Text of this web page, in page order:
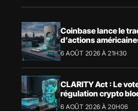
Coinbase lance le
d’actions
Royaume-Uni
6 AOÛT 2026 À 21H30
CLARITY Act : Le
régulation crypto
Sénat américain
6 AOÛT 2026 À 20H06